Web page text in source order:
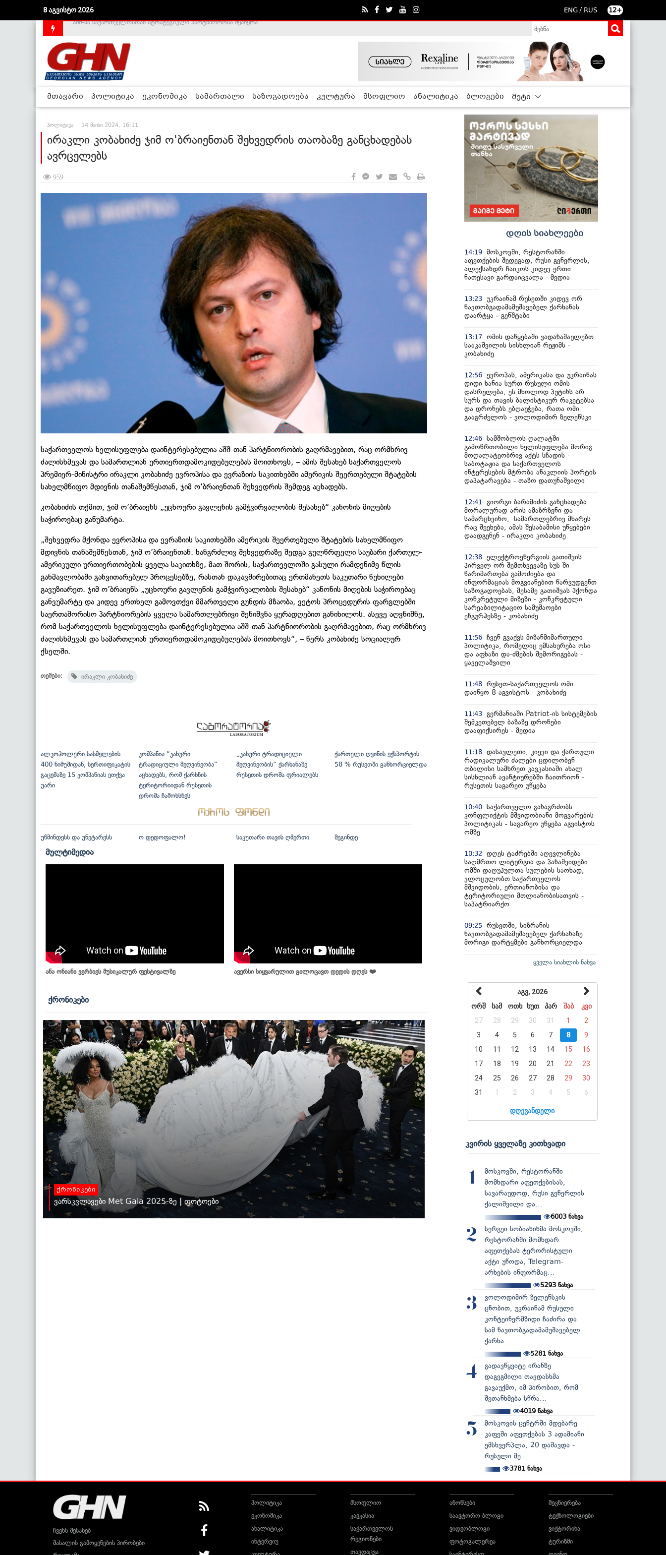
8 აგვისტო 2026 ENG / RUS 12+
მთავარი პოლიტიკა ეკონომიკა სამართალი საზოგადოება კულტურა მსოფლიო ანალიტიკა ბლოგები მეტი
პოლიტიკა 14 მაისი 2024, 16:11
ირაკლი კობახიძე ჯიმ ო'ბრაიენთან შეხვედრის თაობაზე განცხადებას
ავრცელებს
959
საქართველოს ხელისუფლება დაინტერესებულია აშშ-თან პარტნიორობის გაღრმავებით, რაც ორმხრივ
ძალისხმევას და სამართლიან ურთიერთდამოკიდებულებას მოითხოვს, – ამის შესახებ საქართველოს
პრემიერ-მინისტრი ირაკლი კობახიძე ევროპისა და ევრაზიის საკითხებში ამერიკის შეერთებული შტატების
სახელმწიფო მდივნის თანაშემწესთან, ჯიმ ო’ბრაიენთან შეხვედრის შემდეგ აცხადებს.
კობახიძის თქმით, ჯიმ ო’ბრაიენს „უცხოური გავლენის გამჭვირვალობის შესახებ“ კანონის მიღების
საჭიროებაც განუმარტა.
„შეხვედრა მქონდა ევროპისა და ევრაზიის საკითხებში ამერიკის შეერთებული შტატების სახელმწიფო
მდივნის თანაშემწესთან, ჯიმ ო’ბრაიენთან. ხანგრძლივ შეხვედრაზე შედგა გულწრფელი საუბარი ქართულ-
ამერიკული ურთიერთობების ყველა საკითხზე, მათ შორის, საქართველოში გასული რამდენიმე წლის
განმავლობაში განვითარებულ პროცესებზე, რასთან დაკავშირებითაც ერთმანეთს საკუთარი წუხილები
გავუზიარეთ. ჯიმ ო’ბრაიენს „უცხოური გავლენის გამჭვირვალობის შესახებ“ კანონის მიღების საჭიროებაც
განვუმარტე და კიდევ ერთხელ გამოვთქვი მმართველი გუნდის მზაობა, ვეტოს პროცედურის ფარგლებში
საერთაშორისო პარტნიორების ყველა სამართლებრივი შენიშვნა ყურადღებით განიხილოს. ასევე აღვნიშნე,
რომ საქართველოს ხელისუფლება დაინტერესებულია აშშ-თან პარტნიორობის გაღრმავებით, რაც ორმხრივ
ძალისხმევას და სამართლიან ურთიერთდამოკიდებულებას მოითხოვს“, – წერს კობახიძე სოციალურ
ქსელში.
თემები: ირაკლი კობახიძე
ალკოჰოლური სასმელების
400 ნიმუშიდან, სერთიფიკატის
გაცემაზე 15 კომპანიას ეთქვა
უარი
კომპანია “კახური
ტრადიციული მეღვინეობა”
აცხადებს, რომ ქარხნის
ტერიტორიიდან რუსეთის
დროშა ჩამოხსნეს
„კახური ტრადიციული
მეღვინეობის“ ქარხანაზე
რუსეთის დროშა ფრიალებს
ქართული ღვინის ექსპორტის
58 % რუსეთში განხორციელდა
უწმინდესს და უნეტარესს ო დედოფალო! საკუთარი თავის ღმერთი შეგინდე
მულტიმედია
ანა ონიანი ვერბიეს მუსიკალურ ფესტივალზე ავერსი სიყვარულით გილოცავთ დედის დღეს ❤️
ქრონიკები
ქრონიკები
ვარსკვლავები Met Gala 2025-ზე | ფოტოები
დღის სიახლეები
14:19 მოსკოვში, რესტორანში
აფეთქების შედეგად, რუსი გენერლის,
ალექსანდრ ჩაიკოს კიდევ ერთი
ნათესავი გარდაიცვალა - მედია
13:23 უკრაინამ რუსეთში კიდევ ორ
ნავთობგადამამუშავებელ ქარხანას
დაარტყა - გენშტაბი
13:17 ომის დაწყებაში ვადანაშაულებთ
სააკაშვილის სისხლიან რეჟიმს -
კობახიძე
12:56 ევროპას, ამერიკასა და უკრაინას
დიდი ხანია სურთ რუსული ომის
დასრულება, ეს მხოლოდ პუტინს არ
სურს და თავის ბალისტიკურ რაკეტებსა
და დრონებს ებღაუჭება, რათა ომი
გააგრძელოს - ვოლოდიმირ ზელენსკი
12:46 სამშობლოს ღალატში
გამოწრთობილი ხელისუფლება მორიგ
მოღალატეობრივ აქტს სჩადის -
საბოტაჟია და საქართველოს
ინტერესების მტრობა ანაკლიის პორტის
დაპატარავება - თაზო დათუნაშვილი
12:41
გიორგი ბარამიძის განცხადება
მორალურად არის ამაზრზენი და
სამარცხვინო, სამართლებრივ მხარეს
რაც შეეხება, ამას შესაბამისი უწყებები
დაადგენენ - ირაკლი კობახიძე
12:38 ელექტროენერგიის გათიშვის
პირველ ორ შემთხვევაზე სუს-ში
წარიმართება გამოძიება და
ინფორმაციას მოგვიანებით წარვუდგენთ
საზოგადოებას, მესამე გათიშვას ჰქონდა
კონკრეტული მიზეზი - კონკრეტული
სარეაბილიტაციო სამუშაოები
ენგურჰესზე - კობახიძე
11:56 ჩვენ გვაქვს მიზანმიმართული
პოლიტიკა, რომელიც ემსახურება ოსი
და აფხაზი და-ძმების შემორიგებას -
ყაველაშვილი
11:48 რუსეთ-საქართველოს ომი
დაიწყო 8 აგვისტოს - კობახიძე
11:43 გერმანიაში Patriot-ის სისტემების
შემკეთებელ ბაზაზე დრონები
დააფიქსირეს - მედია
11:18 დასავლეთი, კიევი და ქართული
რადიკალური ძალები ცდილობენ
თბილისი სამხრეთ კავკასიაში ახალ
სისხლიან ავანტიურებში ჩაითრიონ -
რუსეთის საგარეო უწყება
10:40 საქართველო განაგრძობს
კონფლიქტის მშვიდობიანი მოგვარების
პოლიტიკას - საგარეო უწყება აგვისტოს
ომზე
10:32
დღეს ტაძრებში აღევლინება
საღმრთო ლიტურგია და პანაშვიდები
ომში დაღუპულთა სულების საოხად,
ვლოცულობთ საქართველოს
მშვიდობის, ერთიანობისა და
ტერიტორიული მთლიანობისათვის -
საპატრიარქო
09:25 რუსეთში, სიზრანის
ნავთობგადამამუშავებელ ქარხანაზე
მორიგი დარტყმები განხორციელდა
ყველა სიახლის ნახვა
აგვ, 2026
ორშ
სამ ოთხ ხუთ პარ შაბ
კვი
27
28 29 30 31 1
2
3
4 5 6 7 8
9
10
11 12 13 14 15
16
17
18 19 20 21 22
23
24
25 26 27 28 29
30
31
1 2 3 4 5 6
დღევანდელი
კვირის ყველაზე კითხვადი
1
მოსკოვში, რესტორანში
მომხდარი აფეთქებისას,
სავარაუდოდ, რუსი გენერლის
ქალიშვილი და...
6003 ნახვა
2
სერგეი სობიანინმა მოსკოვში,
რესტორანში მომხდარ
აფეთქებას ტერორისტული
აქტი უწოდა, Telegram-
არხების ინფორმაც...
5293 ნახვა
3
ვოლოდიმირ ზელენსკის
ცნობით, უკრაინამ რუსული
კონტეინერმზიდი ჩაძირა და
სამ ნავთობგადამამუშავებელ
ქარხა...
5281ნახვა
4
გადავწყვიტე ირანზე
დაგეგმილი თავდასხმა
გავაუქმო, იმ პირობით, რომ
შეთანხმება სწრა...
4019ნახვა
5
მოსკოვის ცენტრში მდებარე
კაფეში აფეთქებას 3 ადამიანი
ემსხვერპლა, 20 დაშავდა -
რუსული მე...
3781 ნახვა
ჩვენს შესახებ
მასალის გამოყენების პირობები
პოლიტიკა
ეკონომიკა
ანალიტიკა
ინტერვიუ
მსოფლიო
კავკასია
საქართველოს
რეგიონები
თავდაცვა
ანონსები
საავტორო ბლოგი
ვიდეობლოგი
ფოტოგალერეა
მეცნიერება
ტექნოლოგიები
ვიქტორინა
ტურიზმი